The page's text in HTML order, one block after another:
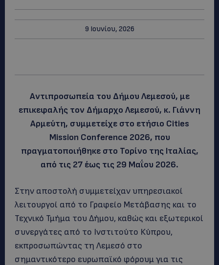
9 Ιουνίου, 2026
Αντιπροσωπεία του Δήμου Λεμεσού, με
επικεφαλής τον Δήμαρχο Λεμεσού, κ. Γιάννη
Αρμεύτη, συμμετείχε στο ετήσιο Cities
Mission Conference 2026, που
πραγματοποιήθηκε στο Τορίνο της Ιταλίας,
από τις 27 έως τις 29 Μαΐου 2026.
Στην αποστολή συμμετείχαν υπηρεσιακοί
λειτουργοί από το Γραφείο Μετάβασης και το
Τεχνικό Τμήμα του Δήμου, καθώς και εξωτερικοί
συνεργάτες από το Ινστιτούτο Κύπρου,
εκπροσωπώντας τη Λεμεσό στο
σημαντικότερο ευρωπαϊκό φόρουμ για τις